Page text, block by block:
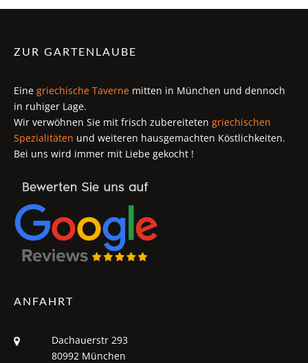
ZUR GARTENLAUBE
Eine griechische Taverne mitten in München und dennoch
in ruhiger Lage.
Wir verwöhnen Sie mit frisch zubereiteten griechischen
Spezialitäten und weiteren hausgemachten Köstlichkeiten.
Bei uns wird immer mit Liebe gekocht !
ANFAHRT
Dachauerstr 293
80992 München